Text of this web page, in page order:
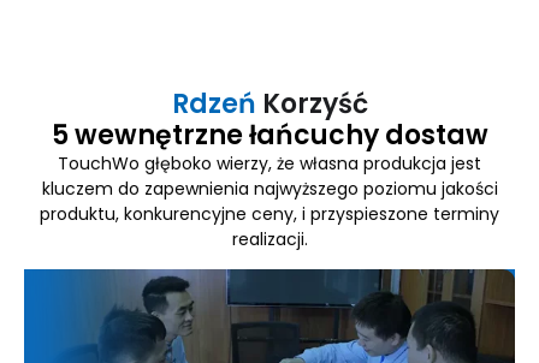
Rdzeń Korzyść
5 wewnętrzne łańcuchy dostaw
TouchWo głęboko wierzy, że własna produkcja jest
kluczem do zapewnienia najwyższego poziomu jakości
produktu, konkurencyjne ceny, i przyspieszone terminy
realizacji.